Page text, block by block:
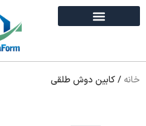
خانه /کابین دوش طلقی